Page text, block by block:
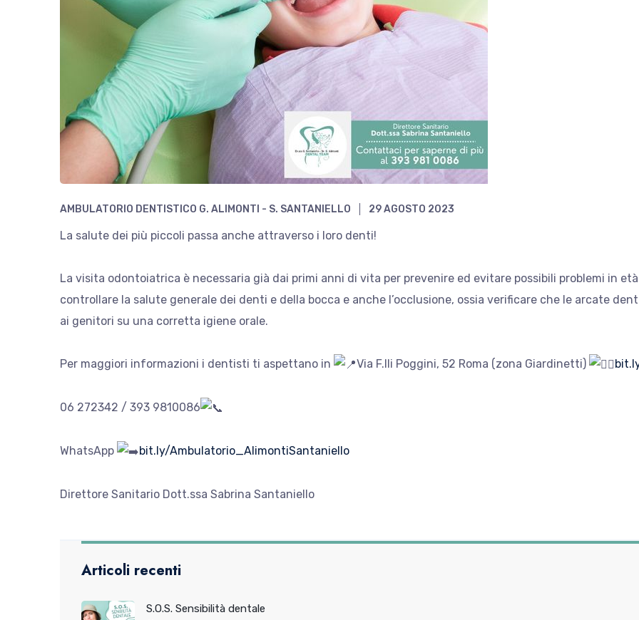
AMBULATORIO DENTISTICO G. ALIMONTI - S. SANTANIELLO 29 AGOSTO 2023
La salute dei più piccoli passa anche attraverso i loro denti!
La visita odontoiatrica è necessaria già dai primi anni di vita per prevenire ed evitare possibili problemi in
controllare la salute generale dei denti e della bocca e anche l’occlusione, ossia verificare che le arcate
ai genitori su una corretta igiene orale.
Per maggiori informazioni i dentisti ti aspettano in Via F.lli Poggini, 52 Roma (zona Giardinetti)
06 272342 / 393 9810086
WhatsApp bit.ly/Ambulatorio_AlimontiSantaniello
Direttore Sanitario Dott.ssa Sabrina Santaniello
Articoli recenti
S.O.S. Sensibilità dentale